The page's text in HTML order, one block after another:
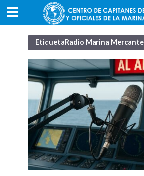
EtiquetaRadio Marina Mercante